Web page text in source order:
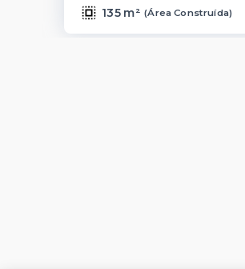
135 m² (Área Construída)